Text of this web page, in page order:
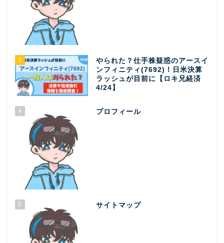
3
やられた？仕手株疑惑のアースイ
ンフィニティ(7692)！日米決算
ラッシュが目前に【ロキ兄経済
4/24】
4 プロフィール
5 サイトマップ